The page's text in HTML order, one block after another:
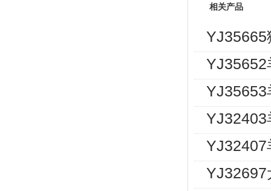
相关产品
YJ35665
YJ35652
YJ35653
YJ32403
YJ32407
YJ32697